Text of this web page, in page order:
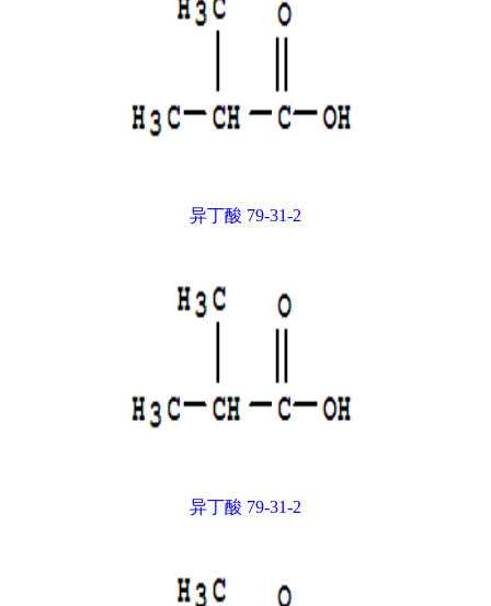
异丁酸 79-31-2
异丁酸 79-31-2